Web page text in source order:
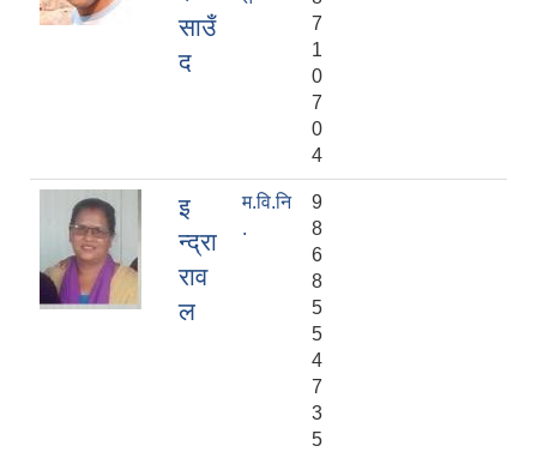
साउँ
द
7
1
0
7
0
4
इ
न्द्रा
राव
ल
म.वि.नि
.
9
8
6
8
5
5
4
7
3
5